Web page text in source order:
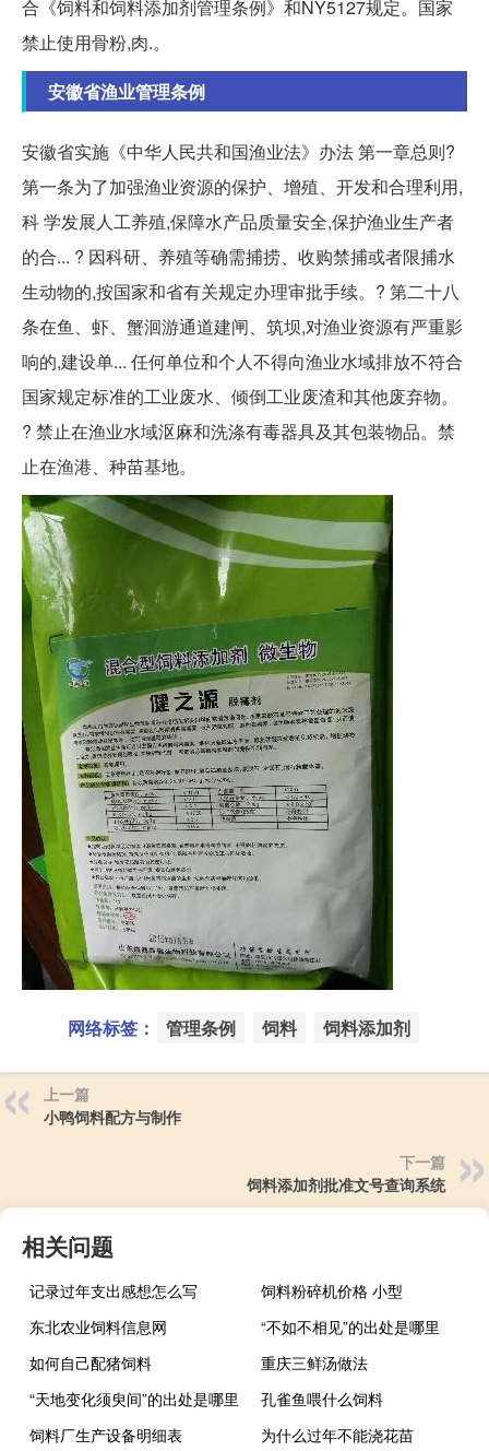
合《饲料和饲料添加剂管理条例》和NY5127规定。国家
禁止使用骨粉,肉.。
安徽省渔业管理条例
安徽省实施《中华人民共和国渔业法》办法 第一章总则?
第一条为了加强渔业资源的保护、增殖、开发和合理利用,
科 学发展人工养殖,保障水产品质量安全,保护渔业生产者
的合... ? 因科研、养殖等确需捕捞、收购禁捕或者限捕水
生动物的,按国家和省有关规定办理审批手续。? 第二十八
条在鱼、虾、蟹洄游通道建闸、筑坝,对渔业资源有严重影
响的,建设单... 任何单位和个人不得向渔业水域排放不符合
国家规定标准的工业废水、倾倒工业废渣和其他废弃物。
? 禁止在渔业水域沤麻和洗涤有毒器具及其包装物品。禁
止在渔港、种苗基地。
网络标签： 管理条例 饲料 饲料添加剂
上一篇
小鸭饲料配方与制作
下一篇
饲料添加剂批准文号查询系统
相关问题
记录过年支出感想怎么写
饲料粉碎机价格 小型
东北农业饲料信息网
“不如不相见”的出处是哪里
如何自己配猪饲料
重庆三鲜汤做法
“天地变化须臾间”的出处是哪里
孔雀鱼喂什么饲料
饲料厂生产设备明细表
为什么过年不能浇花苗